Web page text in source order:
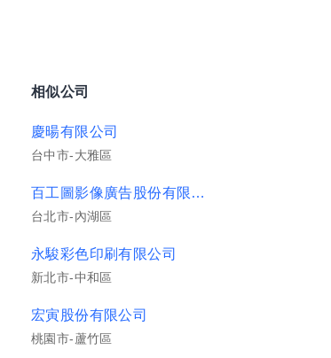
相似公司
慶暘有限公司
台中市-大雅區
百工圖影像廣告股份有限公司
台北市-內湖區
永駿彩色印刷有限公司
新北市-中和區
宏寅股份有限公司
桃園市-蘆竹區